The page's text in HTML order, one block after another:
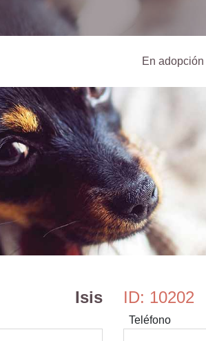
En adopción
Isis ID: 10202
Teléfono